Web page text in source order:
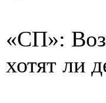
«СП»:
хотят ли